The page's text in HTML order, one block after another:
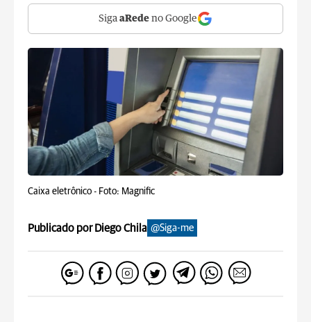
Siga aRede no Google
Caixa eletrônico - Foto: Magnific
Publicado por Diego Chila @Siga-me